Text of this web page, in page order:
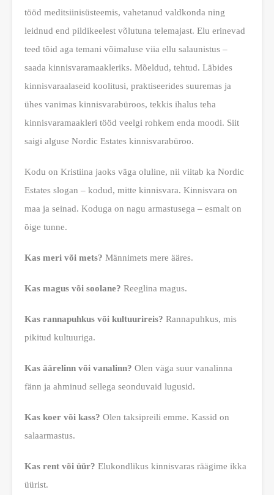
tööd meditsiinisüsteemis, vahetanud valdkonda ning
leidnud end pildikeelest võlutuna telemajast. Elu erinevad
teed tõid aga temani võimaluse viia ellu salaunistus –
saada kinnisvaramaakleriks. Mõeldud, tehtud. Läbides
kinnisvaraalaseid koolitusi, praktiseerides suuremas ja
ühes vanimas kinnisvarabüroos, tekkis ihalus teha
kinnisvaramaakleri tööd veelgi rohkem enda moodi. Siit
saigi alguse Nordic Estates kinnisvarabüroo.
Kodu on Kristiina jaoks väga oluline, nii viitab ka Nordic
Estates slogan – kodud, mitte kinnisvara. Kinnisvara on
maa ja seinad. Koduga on nagu armastusega – esmalt on
õige tunne.
Kas meri või mets? Männimets mere ääres.
Kas magus või soolane? Reeglina magus.
Kas rannapuhkus või kultuurireis? Rannapuhkus, mis
pikitud kultuuriga.
Kas äärelinn või vanalinn? Olen väga suur vanalinna
fänn ja ahminud sellega seonduvaid lugusid.
Kas koer või kass? Olen taksipreili emme. Kassid on
salaarmastus.
Kas rent või üür? Elukondlikus kinnisvaras räägime ikka
üürist.